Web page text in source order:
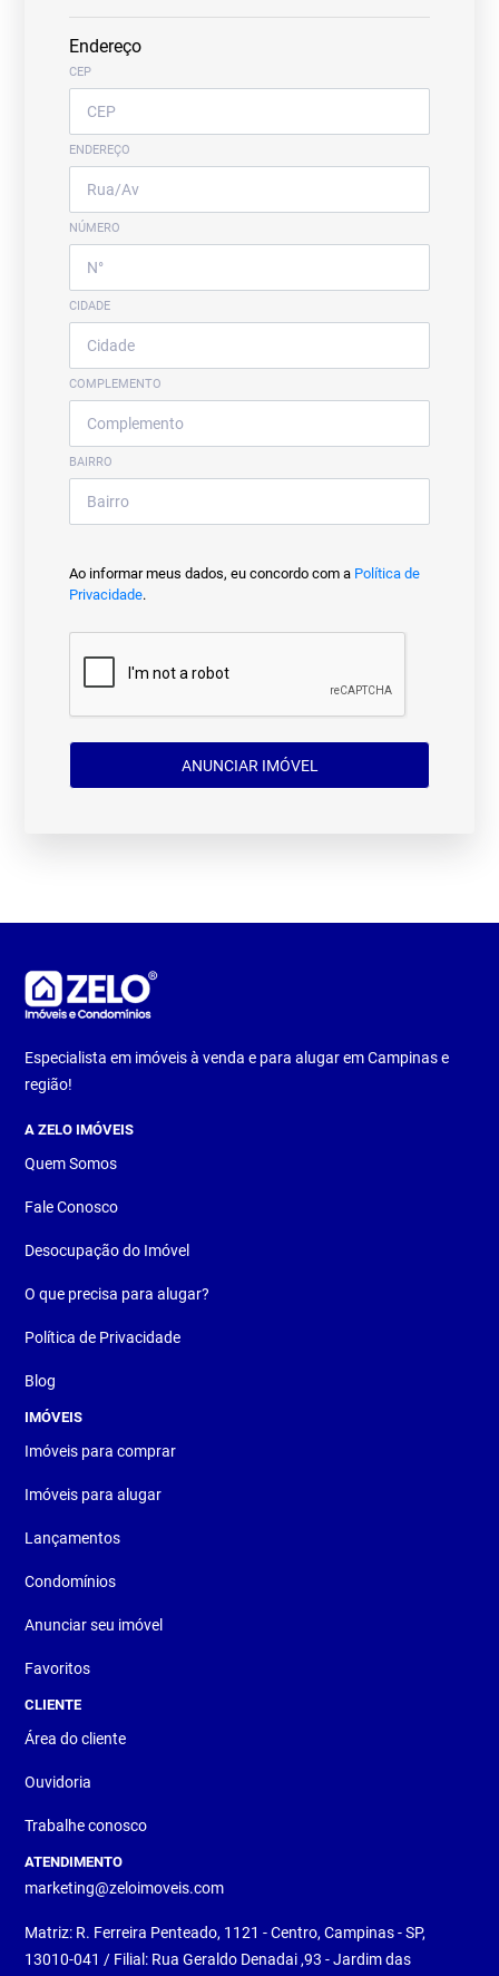
Endereço
CEP
ENDEREÇO
NÚMERO
CIDADE
COMPLEMENTO
BAIRRO
Ao informar meus dados, eu concordo com a Política de
Privacidade.
ANUNCIAR IMÓVEL
Especialista em imóveis à venda e para alugar em Campinas e
região!
A ZELO IMÓVEIS
Quem Somos
Fale Conosco
Desocupação do Imóvel
O que precisa para alugar?
Política de Privacidade
Blog
IMÓVEIS
Imóveis para comprar
Imóveis para alugar
Lançamentos
Condomínios
Anunciar seu imóvel
Favoritos
CLIENTE
Área do cliente
Ouvidoria
Trabalhe conosco
ATENDIMENTO
marketing@zeloimoveis.com
Matriz: R. Ferreira Penteado, 1121 - Centro, Campinas - SP,
13010-041 / Filial: Rua Geraldo Denadai ,93 - Jardim das